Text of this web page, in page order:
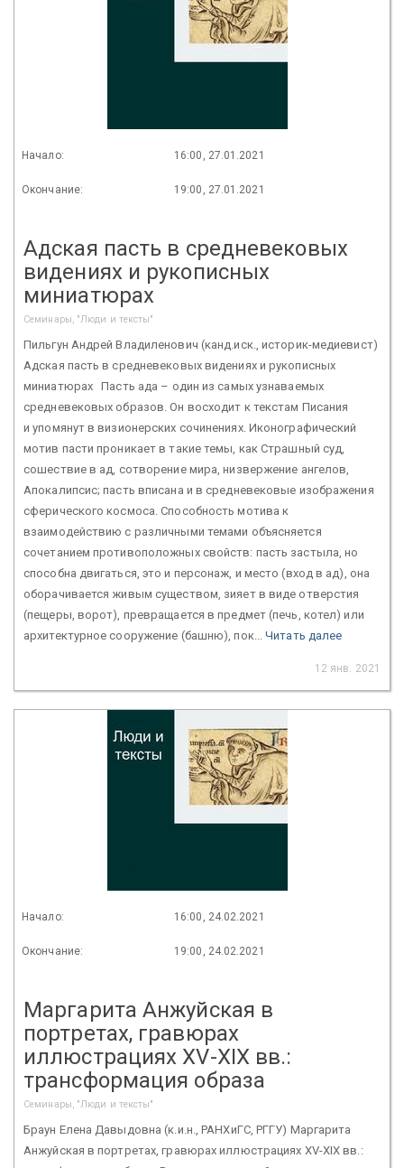
Начало: 16:00, 27.01.2021
Окончание: 19:00, 27.01.2021
Адская пасть в средневековых
видениях и рукописных
миниатюрах
Семинары, "Люди и тексты"
Пильгун Андрей Владиленович (канд.иск., историк-медиевист)
Адская пасть в средневековых видениях и рукописных
миниатюрах Пасть ада – один из самых узнаваемых
средневековых образов. Он восходит к текстам Писания
и упомянут в визионерских сочинениях. Иконографический
мотив пасти проникает в такие темы, как Страшный суд,
сошествие в ад, сотворение мира, низвержение ангелов,
Апокалипсис; пасть вписана и в средневековые изображения
сферического космоса. Способность мотива к
взаимодействию с различными темами объясняется
сочетанием противоположных свойств: пасть застыла, но
способна двигаться, это и персонаж, и место (вход в ад), она
оборачивается живым существом, зияет в виде отверстия
(пещеры, ворот), превращается в предмет (печь, котел) или
архитектурное сооружение (башню), пок...Читать далее
12 янв. 2021
Начало: 16:00, 24.02.2021
Окончание: 19:00, 24.02.2021
Маргарита Анжуйская в
портретах, гравюрах
иллюстрациях XV-XIX вв.:
трансформация образа
Семинары, "Люди и тексты"
Браун Елена Давыдовна (к.и.н., РАНХиГС, РГГУ) Маргарита
Анжуйская в портретах, гравюрах иллюстрациях XV-XIX вв.: